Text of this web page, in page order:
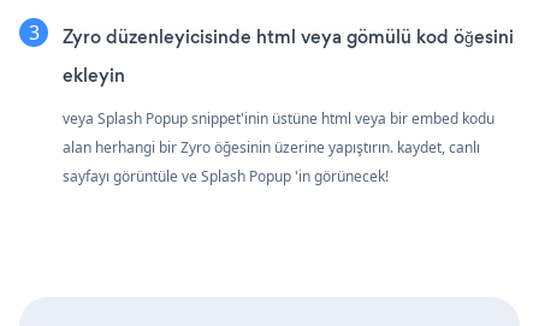
Zyro düzenleyicisinde html veya gömülü kod öğesini
ekleyin
veya Splash Popup snippet'inin üstüne html veya bir embed kodu
alan herhangi bir Zyro öğesinin üzerine yapıştırın. kaydet, canlı
sayfayı görüntüle ve Splash Popup 'in görünecek!